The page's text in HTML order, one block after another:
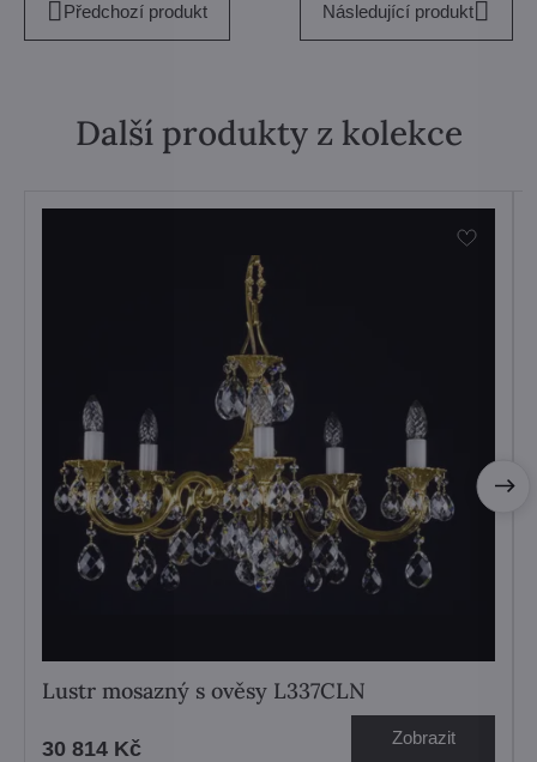
Předchozí produkt Následující produkt
Další produkty z kolekce
Lustr mosazný s ověsy L337CLN
30 814 Kč Zobrazit